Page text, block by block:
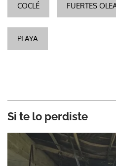
COCLÉ FUERTES
PLAYA
Si te lo perdiste